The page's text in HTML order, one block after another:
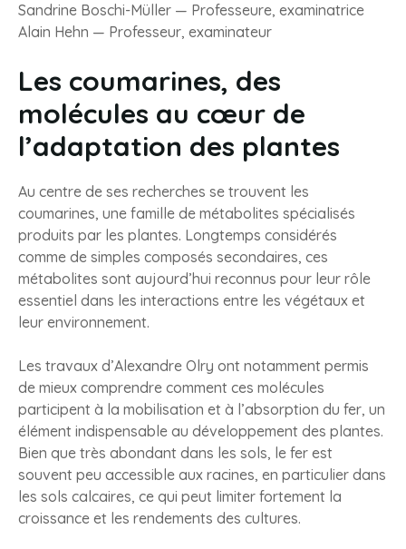
Sandrine Boschi-Müller — Professeure, examinatrice
Alain Hehn — Professeur, examinateur
Les coumarines, des
molécules au cœur de
l’adaptation des plantes
Au centre de ses recherches se trouvent les
coumarines, une famille de métabolites spécialisés
produits par les plantes. Longtemps considérés
comme de simples composés secondaires, ces
métabolites sont aujourd’hui reconnus pour leur rôle
essentiel dans les interactions entre les végétaux et
leur environnement.
Les travaux d’Alexandre Olry ont notamment permis
de mieux comprendre comment ces molécules
participent à la mobilisation et à l’absorption du fer, un
élément indispensable au développement des plantes.
Bien que très abondant dans les sols, le fer est
souvent peu accessible aux racines, en particulier dans
les sols calcaires, ce qui peut limiter fortement la
croissance et les rendements des cultures.